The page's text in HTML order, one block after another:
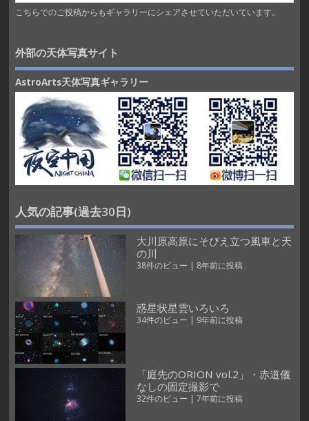
こちらでのご投稿からもギャラリーにシェアさせていただいています。
外部の天体写真サイト
AstroArts天体写真ギャラリー
人気の記事(過去30日)
大川原高原にそびえ立つ風車と天
の川
38件のビュー | 8年前に投稿
惑星状星雲いろいろ
34件のビュー | 9年前に投稿
「庭先のORION vol.2」・赤道儀
なしの固定撮影で
32件のビュー | 7年前に投稿